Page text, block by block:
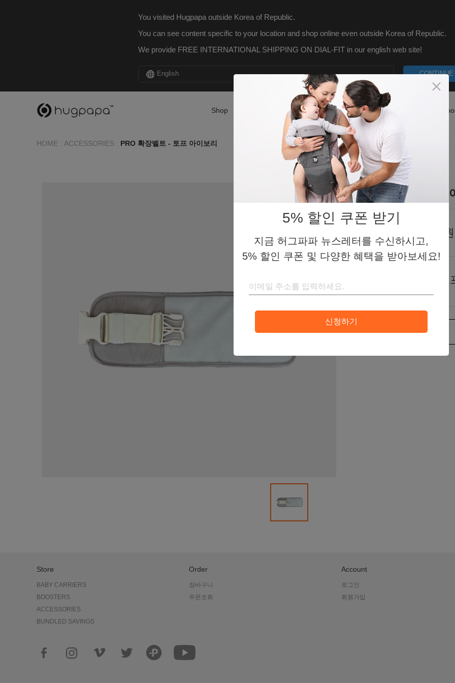
You visited Hugpapa outside Korea of Republic.
You can see content specific to your location and shop online even outside Korea of Republic.
We provide FREE INTERNATIONAL SHIPPING ON DIAL-FIT in our english web site!
English CONTINUE
Shop What is Dial-Fit Blog Customer Care
HOME : ACCESSORIES : PRO 확장벨트 - 토프 아이보리
PRO 확장벨트 - 토프
25,000원
Store
BABY CARRIERS
BOOSTERS
ACCESSORIES
BUNDLED SAVINGS
Order
장바구니
주문조회
Account
로그인
회원가입
5% 할인 쿠폰 받기
지금 허그파파 뉴스레터를 수신하시고,
5% 할인 쿠폰 및 다양한 혜택을 받아보세요!
신청하기